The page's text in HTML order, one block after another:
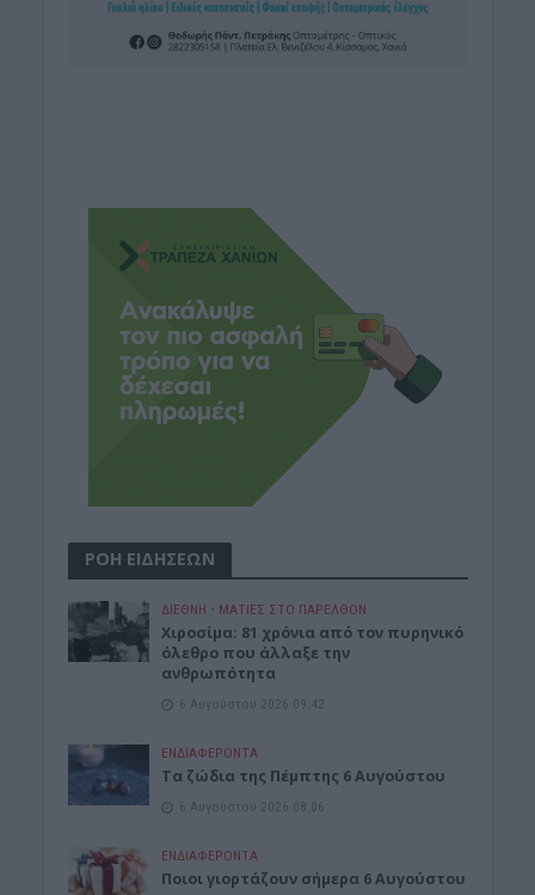
ΡΟΗ ΕΙΔΗΣΕΩΝ
ΔΙΕΘΝΗ • ΜΑΤΙΕΣ ΣΤΟ ΠΑΡΕΛΘΟΝ
Χιροσίμα: 81 χρόνια από τον πυρηνικό
όλεθρο που άλλαξε την
ανθρωπότητα
6 Αυγούστου 2026 09:42
ΕΝΔΙΑΦΕΡΟΝΤΑ
Tα ζώδια της Πέμπτης 6 Αυγούστου
6 Αυγούστου 2026 08:06
ΕΝΔΙΑΦΕΡΟΝΤΑ
Ποιοι γιορτάζουν σήμερα 6 Αυγούστου